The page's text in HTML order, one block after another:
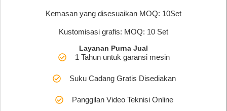
Kemasan yang disesuaikan MOQ: 10Set
Kustomisasi grafis: MOQ: 10 Set
Layanan Purna Jual
1 Tahun untuk garansi mesin
Suku Cadang Gratis Disediakan
Panggilan Video Teknisi Online